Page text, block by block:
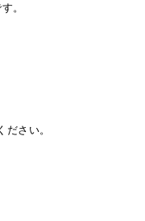
。
さい。